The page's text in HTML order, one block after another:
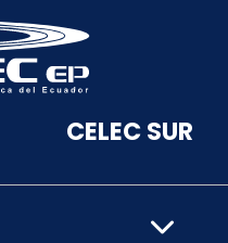
CELEC SUR